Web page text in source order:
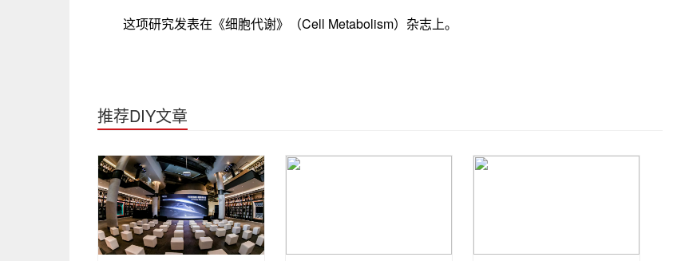
这项研究发表在《细胞代谢》（Cell Metabolism）杂志上。
推荐DIY文章